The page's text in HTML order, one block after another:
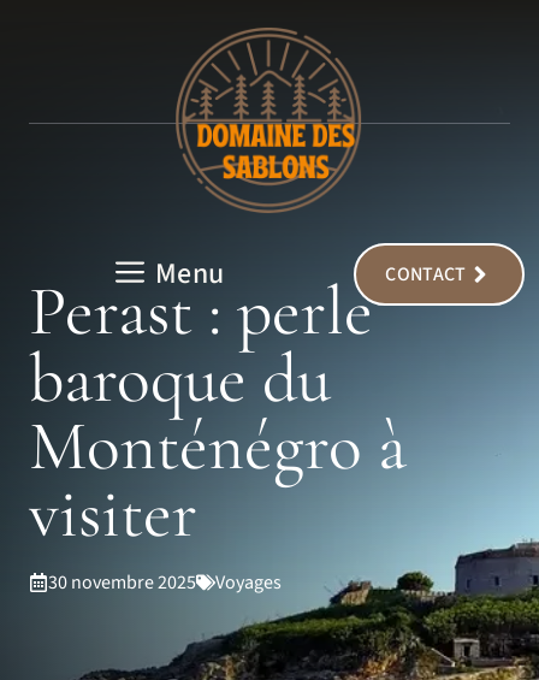
Menu CONTACT
Perast : perle
baroque du
Monténégro à
visiter
30 novembre 2025 Voyages